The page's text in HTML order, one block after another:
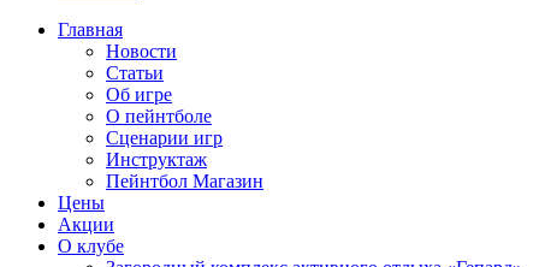
Главная
Новости
Статьи
Об игре
О пейнтболе
Сценарии игр
Инструктаж
Пейнтбол Магазин
Цены
Акции
О клубе